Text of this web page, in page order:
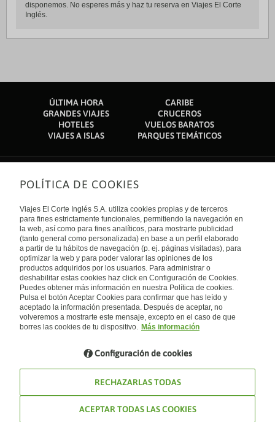
disponemos. No esperes más y haz tu reserva en Viajes El Corte
Inglés.
ÚLTIMA HORA
CARIBE
GRANDES VIAJES
CRUCEROS
HOTELES
VUELOS BARATOS
VIAJES A ISLAS
PARQUES TEMÁTICOS
Sobre nosotros
Quiénes somos
Financiación
Sostenibilidad
Turismo accesible
Tarjeta El Corte Inglés
Trabaja con nosotros
El Corte Inglés
Canal Ético
Enlaces de interés
Guías de viaje
Catálogos
Auto check-in
Condiciones Generales
Política de privacidad
Política de cookies
Accesibilidad
Empresas/ Grupos
Internacional
España
Visita nuestro blog
Blog de Viajes el Corte inglés
POLÍTICA DE COOKIES
Viajes El Corte Inglés S.A. utiliza cookies propias y de terceros
para fines estrictamente funcionales, permitiendo la navegación en
la web, así como para fines analíticos, para mostrarte publicidad
(tanto general como personalizada) en base a un perfil elaborado
a partir de tu hábitos de navegación (p. ej. páginas visitadas), para
optimizar la web y para poder valorar las opiniones de los
productos adquiridos por los usuarios. Para administrar o
deshabilitar estas cookies haz click en Configuración de Cookies.
Puedes obtener más información en nuestra Política de cookies.
Pulsa el botón Aceptar Cookies para confirmar que has leído y
aceptado la información presentada. Después de aceptar, no
volveremos a mostrarte este mensaje, excepto en el caso de que
borres las cookies de tu dispositivo. Más información
Configuración de cookies
RECHAZARLAS TODAS
ACEPTAR TODAS LAS COOKIES